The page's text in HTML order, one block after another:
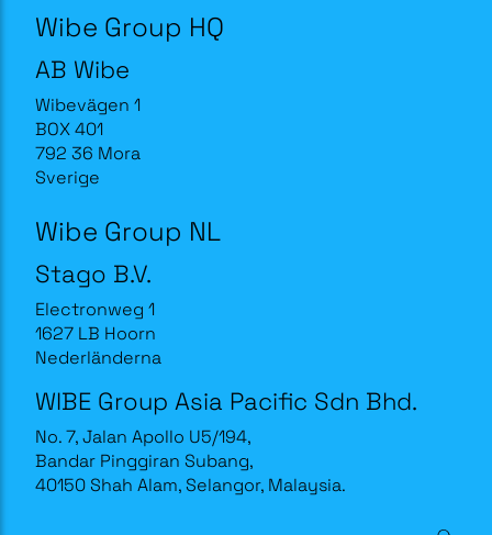
Wibe Group HQ
AB Wibe
Wibevägen 1
BOX 401
792 36 Mora
Sverige
Wibe Group NL
Stago B.V.
Electronweg 1
1627 LB Hoorn
Nederländerna
WIBE Group Asia Pacific Sdn Bhd.
No. 7, Jalan Apollo U5/194,
Bandar Pinggiran Subang,
40150 Shah Alam, Selangor, Malaysia.